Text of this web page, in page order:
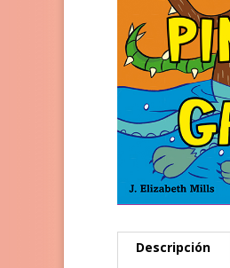
Descripción